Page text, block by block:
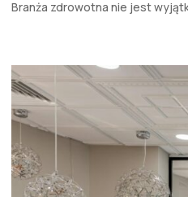
Branża zdrowotna nie jest